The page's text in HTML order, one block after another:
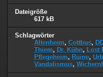
Dateigröße
617 kB
Schlagwörter
Altenheim, Cottbus,
Thiem, Dr. Kühn, Lost
Pflegeheim, Ruine,
Vandalismus,